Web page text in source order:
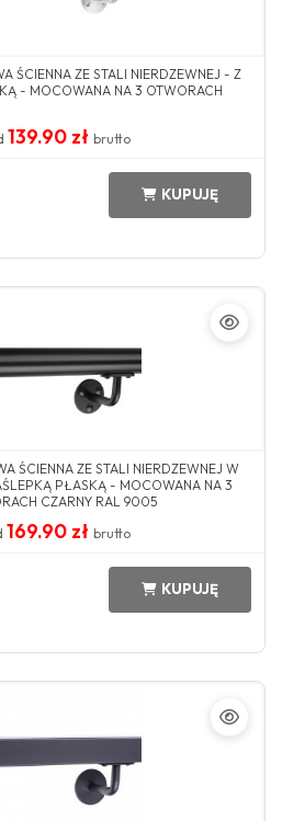
ŚCIENNA ZE STALI NIERDZEWNEJ - Z
- MOCOWANA NA 3 OTWORACH
139.90 zł brutto
KUPUJĘ
ŚCIENNA ZE STALI NIERDZEWNEJ W
PŁASKĄ - MOCOWANA NA 3
CZARNY RAL 9005
169.90 zł brutto
KUPUJĘ